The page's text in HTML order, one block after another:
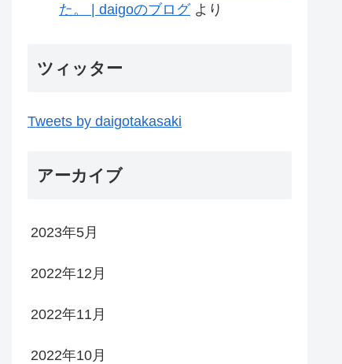
た。 | daigoのブログより
ツィッター
Tweets by daigotakasaki
アーカイブ
2023年5月
2022年12月
2022年11月
2022年10月